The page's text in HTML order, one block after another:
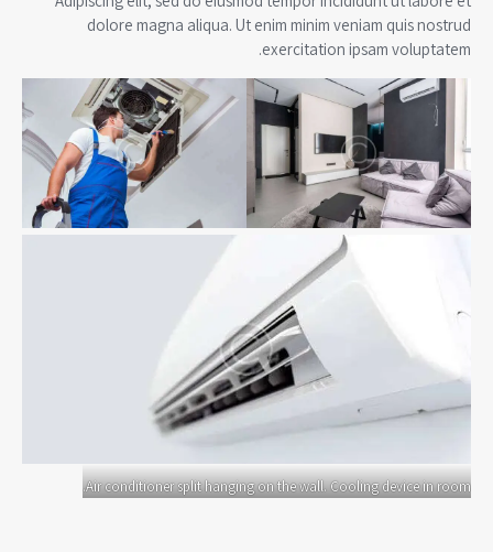
dolore magna aliqua. Ut enim minim veniam quis nostrud
exercitation ipsam voluptatem.
Air conditioner split hanging on the wall. Cooling device in room.